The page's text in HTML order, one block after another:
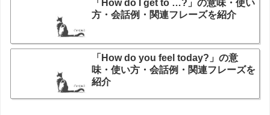
「How do I get to …?」の意味・使い
方・会話例・関連フレーズを紹介
「How do you feel today?」の意
味・使い方・会話例・関連フレーズを
紹介